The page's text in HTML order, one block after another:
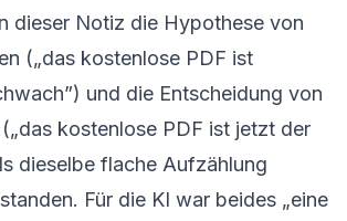
dieser Notiz die Hypothese von
(„das kostenlose PDF ist
und die Entscheidung von
kostenlose PDF ist jetzt der
dieselbe flache Aufzählung
Für die KI war beides „eine